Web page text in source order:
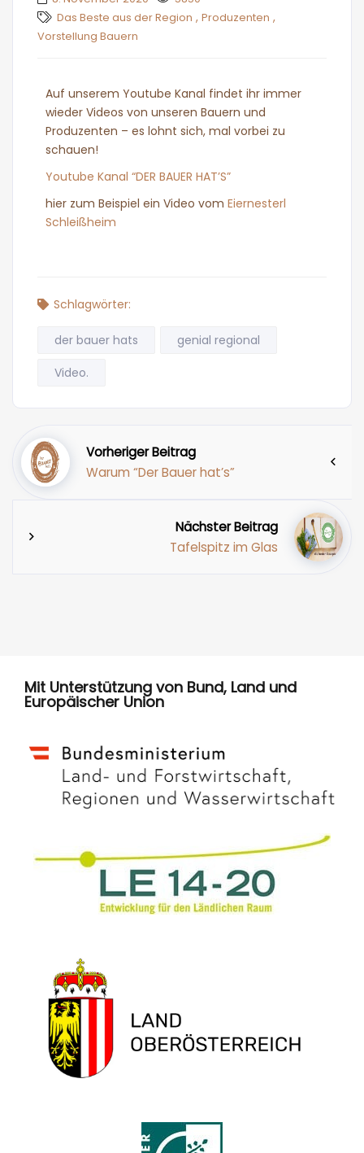
Das Beste aus der Region , Produzenten ,
Vorstellung Bauern
Auf unserem Youtube Kanal findet ihr immer
wieder Videos von unseren Bauern und
Produzenten – es lohnt sich, mal vorbei zu
schauen!
Youtube Kanal “DER BAUER HAT’S”
hier zum Beispiel ein Video vom Eiernesterl
Schleißheim
Schlagwörter:
der bauer hats
genial regional
Video.
Vorheriger Beitrag
Warum “Der Bauer hat’s”
Nächster Beitrag
Tafelspitz im Glas
Mit Unterstützung von Bund, Land und
Europäischer Union